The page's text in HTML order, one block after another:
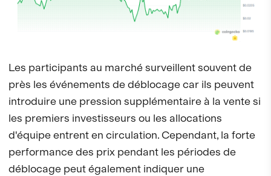
Les participants au marché surveillent souvent de
près les événements de déblocage car ils peuvent
introduire une pression supplémentaire à la vente si
les premiers investisseurs ou les allocations
d'équipe entrent en circulation. Cependant, la forte
performance des prix pendant les périodes de
déblocage peut également indiquer une